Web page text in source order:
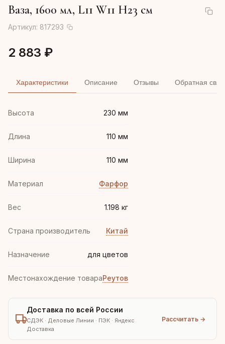
Ваза, 1600 мл, L11 W11 H23 см
Артикул: 817293
2 883 ₽
Характеристики Описание Отзывы Обратная
Высота 230 мм
Длина 110 мм
Ширина 110 мм
Материал Фарфор
Вес 1.198 кг
Страна производитель Китай
Назначение для цветов
Местонахождение товараРеутов
Доставка по всей России
СДЭК · Деловые Линии · ПЭК · Яндекс
Доставка
Рассчитать →